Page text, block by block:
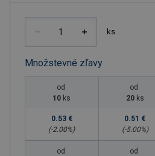
ks
Množstevné zľavy
od
10 ks
0.53 €
(-2.00%)
od
20 ks
0.51 €
(-5.00%)
od
od